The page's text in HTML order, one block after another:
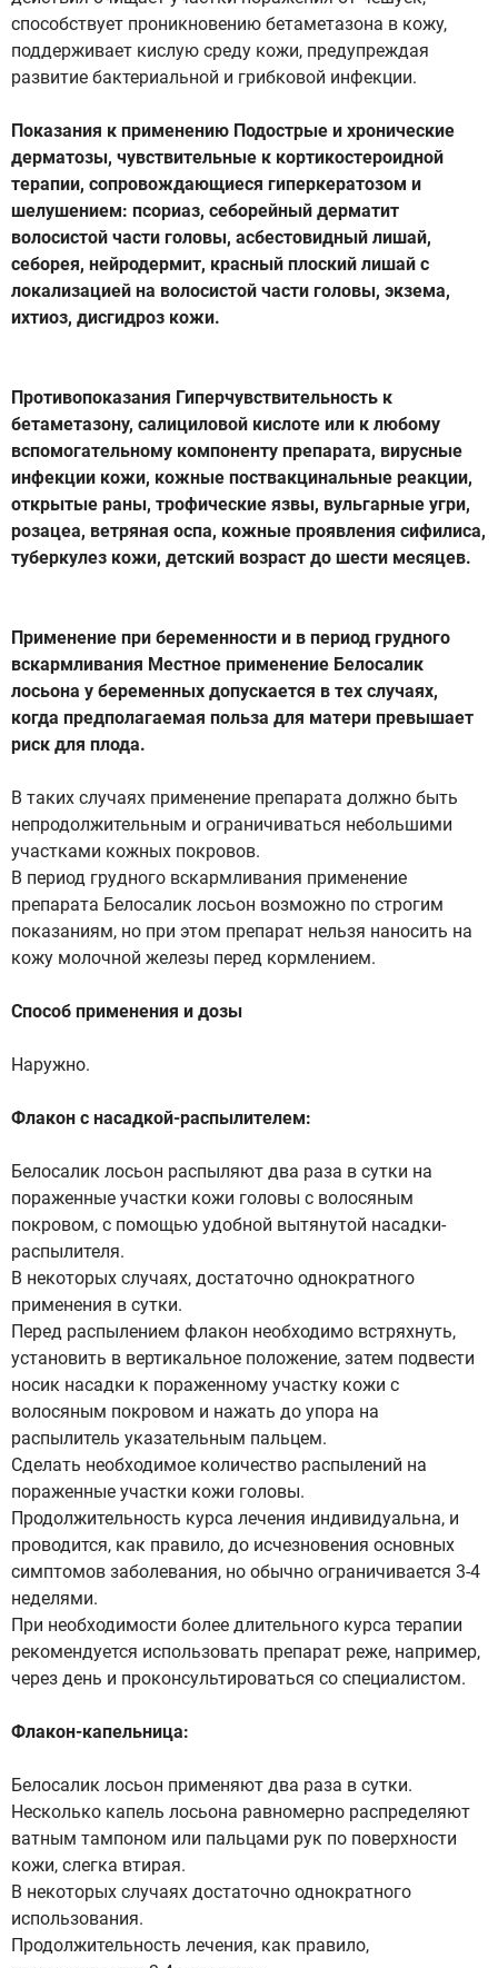
способствует проникновению бетаметазона в кожу,
поддерживает кислую среду кожи, предупреждая
развитие бактериальной и грибковой инфекции.
Показания к применению Подострые и хронические
дерматозы, чувствительные к кортикостероидной
терапии, сопровождающиеся гиперкератозом и
шелушением: псориаз, себорейный дерматит
волосистой части головы, асбестовидный лишай,
себорея, нейродермит, красный плоский лишай с
локализацией на волосистой части головы, экзема,
ихтиоз, дисгидроз кожи.
Противопоказания Гиперчувствительность к
бетаметазону, салициловой кислоте или к любому
вспомогательному компоненту препарата, вирусные
инфекции кожи, кожные поствакцинальные реакции,
открытые раны, трофические язвы, вульгарные угри,
розацеа, ветряная оспа, кожные проявления сифилиса,
туберкулез кожи, детский возраст до шести месяцев.
Применение при беременности и в период грудного
вскармливания Местное применение Белосалик
лосьона у беременных допускается в тех случаях,
когда предполагаемая польза для матери превышает
риск для плода.
В таких случаях применение препарата должно быть
непродолжительным и ограничиваться небольшими
участками кожных покровов.
В период грудного вскармливания применение
препарата Белосалик лосьон возможно по строгим
показаниям, но при этом препарат нельзя наносить на
кожу молочной железы перед кормлением.
Способ применения и дозы
Наружно.
Флакон с насадкой-распылителем:
Белосалик лосьон распыляют два раза в сутки на
пораженные участки кожи головы с волосяным
покровом, с помощью удобной вытянутой насадки-
распылителя.
В некоторых случаях, достаточно однократного
применения в сутки.
Перед распылением флакон необходимо встряхнуть,
установить в вертикальное положение, затем подвести
носик насадки к пораженному участку кожи с
волосяным покровом и нажать до упора на
распылитель указательным пальцем.
Сделать необходимое количество распылений на
пораженные участки кожи головы.
Продолжительность курса лечения индивидуальна, и
проводится, как правило, до исчезновения основных
симптомов заболевания, но обычно ограничивается 3-4
неделями.
При необходимости более длительного курса терапии
рекомендуется использовать препарат реже, например,
через день и проконсультироваться со специалистом.
Флакон-капельница:
Белосалик лосьон применяют два раза в сутки.
Несколько капель лосьона равномерно распределяют
ватным тампоном или пальцами рук по поверхности
кожи, слегка втирая.
В некоторых случаях достаточно однократного
использования.
Продолжительность лечения, как правило,